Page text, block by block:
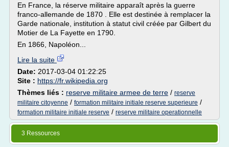
En France, la réserve militaire apparaît après la guerre
franco-allemande de 1870 . Elle est destinée à remplacer la
Garde nationale, institution à statut civil créée par Gilbert du
Motier de La Fayette en 1790.
En 1866, Napoléon...
Lire la suite
Date: 2017-03-04 01:22:25
Site : https://fr.wikipedia.org
Thèmes liés : reserve militaire armee de terre / reserve
militaire citoyenne / formation militaire initiale reserve superieure /
formation militaire initiale reserve / reserve militaire operationnelle
3 Ressources